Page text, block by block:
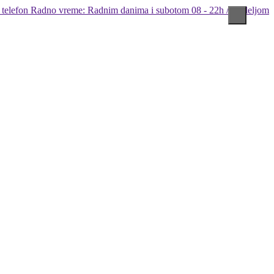
Radno vreme: Radnim danima i subotom 08 - 22h / Nedeljom